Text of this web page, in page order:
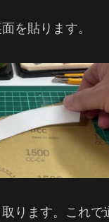
を貼ります。
ります。これで